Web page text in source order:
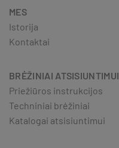
MES
Istorija
Kontaktai
BRĖŽINIAI ATSISIUNTIMUI
Priežiūros instrukcijos
Techniniai brėžiniai
Katalogai atsisiuntimui